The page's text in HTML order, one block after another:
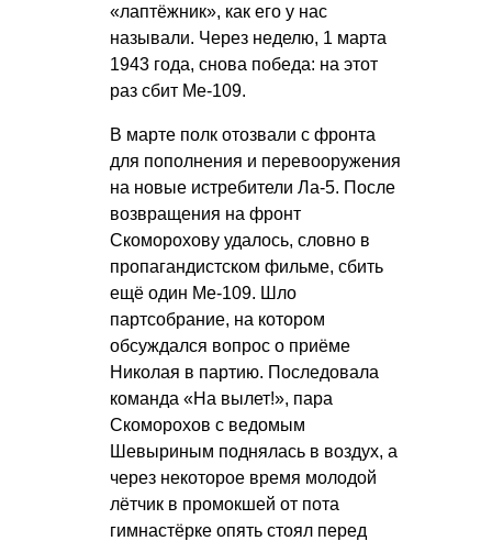
«лаптёжник», как его у нас
называли. Через неделю, 1 марта
1943 года, снова победа: на этот
раз сбит Ме-109.
В марте полк отозвали с фронта
для пополнения и перевооружения
на новые истребители Ла-5. После
возвращения на фронт
Скоморохову удалось, словно в
пропагандистском фильме, сбить
ещё один Ме-109. Шло
партсобрание, на котором
обсуждался вопрос о приёме
Николая в партию. Последовала
команда «На вылет!», пара
Скоморохов с ведомым
Шевыриным поднялась в воздух, а
через некоторое время молодой
лётчик в промокшей от пота
гимнастёрке опять стоял перед